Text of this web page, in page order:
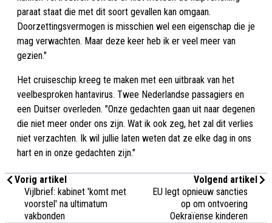
paraat staat die met dit soort gevallen kan omgaan.
Doorzettingsvermogen is misschien wel een eigenschap die je
mag verwachten. Maar deze keer heb ik er veel meer van
gezien."
Het cruiseschip kreeg te maken met een uitbraak van het
veelbesproken hantavirus. Twee Nederlandse passagiers en
een Duitser overleden. "Onze gedachten gaan uit naar degenen
die niet meer onder ons zijn. Wat ik ook zeg, het zal dit verlies
niet verzachten. Ik wil jullie laten weten dat ze elke dag in ons
hart en in onze gedachten zijn."
Vorig artikel
Vijlbrief: kabinet 'komt met
voorstel' na ultimatum
vakbonden
Volgend artikel
EU legt opnieuw sancties
op om ontvoering
Oekraïense kinderen